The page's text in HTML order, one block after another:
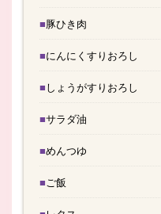
■豚ひき肉
■にんにくすりおろし
■しょうがすりおろし
■サラダ油
■めんつゆ
■ご飯